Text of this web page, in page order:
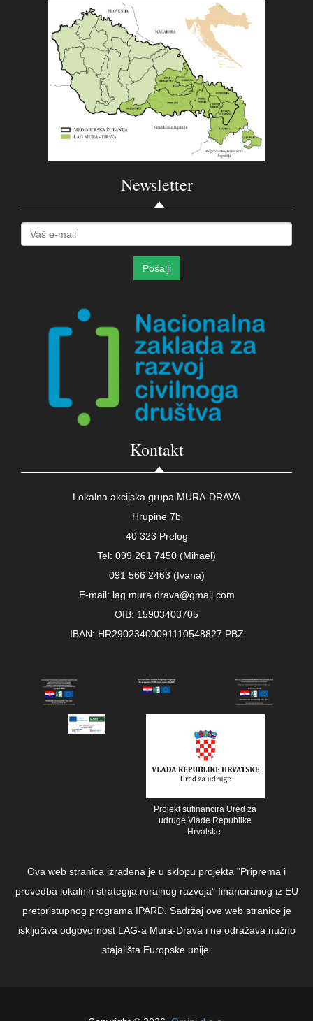
Newsletter
Kontakt
Lokalna akcijska grupa MURA-DRAVA
Hrupine 7b
40 323 Prelog
Tel: 099 261 7450 (Mihael)
091 566 2463 (Ivana)
E-mail: lag.mura.drava@gmail.com
OIB: 15903403705
IBAN: HR29023400091110548827 PBZ
Projekt sufinancira Ured za
udruge Vlade Republike
Hrvatske.
Ova web stranica izrađena je u sklopu projekta "Priprema i
provedba lokalnih strategija ruralnog razvoja" financiranog iz EU
pretpristupnog programa IPARD. Sadržaj ove web stranice je
isključiva odgovornost LAG-a Mura-Drava i ne odražava nužno
stajališta Europske unije.